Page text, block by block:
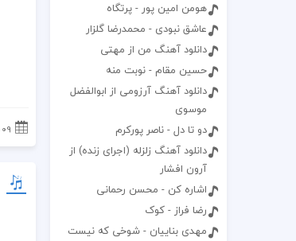
هومن امین پور - پرتگاه
عاشق نبودی - محمدرضا گلزار
دانلود آهنگ من از مهتی
حسین مقام - نوبت منه
دانلود آهنگ آرزومی از ابوالفضل
موسوی
دو تا دل - ناصر پورکرم
دانلود آهنگ زلزله (اجرای زنده) از
آرون افشار
اشاره کن - محسن رحمانی
رضا فراز - کوک
مهدی بناییان - شوخی که نیست
۰۹ مرداد ۰۴